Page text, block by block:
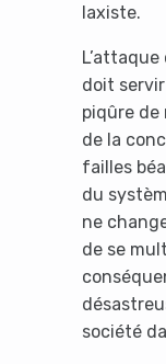
laxiste.
doit servir
piqûre de
de la
failles
du
ne
de se
société